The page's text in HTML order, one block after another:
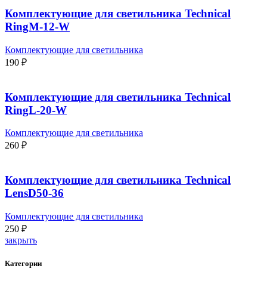
Комплектующие для светильника Technical
RingM-12-W
Комплектующие для светильника
190 ₽
Комплектующие для светильника Technical
RingL-20-W
Комплектующие для светильника
260 ₽
Комплектующие для светильника Technical
LensD50-36
Комплектующие для светильника
250 ₽
закрыть
Категории